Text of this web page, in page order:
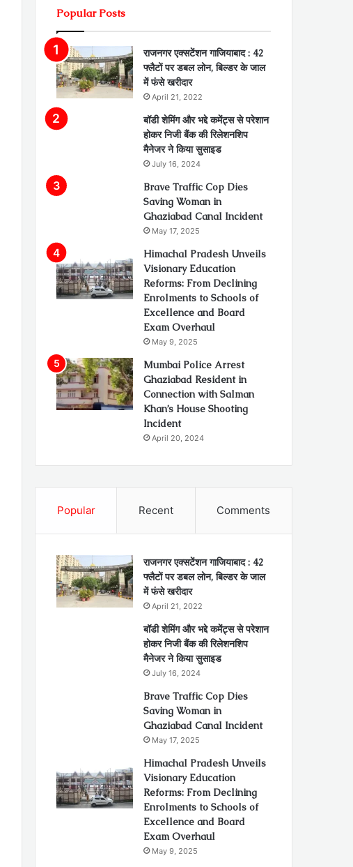
Popular Posts
राजनगर एक्सटेंशन गाजियाबाद : 42
फ्लैटों पर डबल लोन, बिल्डर के जाल
में फंसे खरीदार
April 21, 2022
बॉडी शेमिंग और भद्दे कमेंट्स से परेशान
होकर निजी बैंक की रिलेशनशिप
मैनेजर ने किया सुसाइड
July 16, 2024
Brave Traffic Cop Dies
Saving Woman in
Ghaziabad Canal Incident
May 17, 2025
Himachal Pradesh Unveils
Visionary Education
Reforms: From Declining
Enrolments to Schools of
Excellence and Board
Exam Overhaul
May 9, 2025
Mumbai Police Arrest
Ghaziabad Resident in
Connection with Salman
Khan’s House Shooting
Incident
April 20, 2024
Popular Recent Comments
राजनगर एक्सटेंशन गाजियाबाद : 42
फ्लैटों पर डबल लोन, बिल्डर के जाल
में फंसे खरीदार
April 21, 2022
बॉडी शेमिंग और भद्दे कमेंट्स से परेशान
होकर निजी बैंक की रिलेशनशिप
मैनेजर ने किया सुसाइड
July 16, 2024
Brave Traffic Cop Dies
Saving Woman in
Ghaziabad Canal Incident
May 17, 2025
Himachal Pradesh Unveils
Visionary Education
Reforms: From Declining
Enrolments to Schools of
Excellence and Board
Exam Overhaul
May 9, 2025